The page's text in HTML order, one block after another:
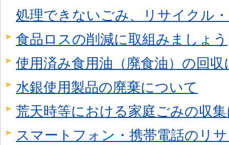
処理できないごみ、リサイクル
食品ロスの削減に取組みましょう
使用済み食用油（廃食油）の回
水銀使用製品の廃棄について
荒天時等における家庭ごみの収
スマートフォン・携帯電話のリ